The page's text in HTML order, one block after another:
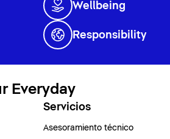
Wellbeing
Responsibility
Everyday
Servicios
Asesoramiento técnico